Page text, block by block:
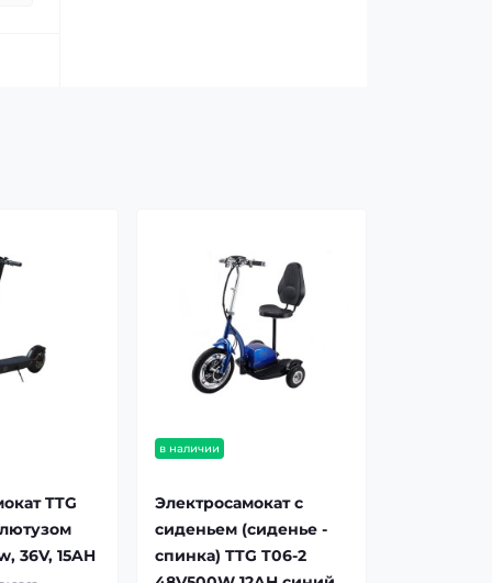
TTG
36V, 15AH
в наличии
Электросамокат с
сиденьем (сиденье -
спинка) TTG T06-2